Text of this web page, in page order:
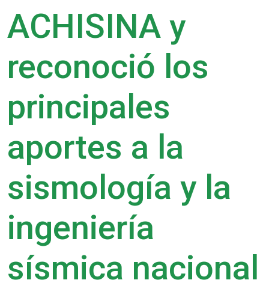
ACHISINA y
reconoció los
principales
aportes a la
sismología y la
ingeniería
sísmica nacional